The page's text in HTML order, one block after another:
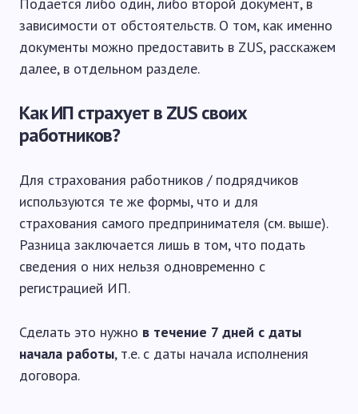
зависимости от обстоятельств. О том, как именно
документы можно предоставить в ZUS, расскажем
далее, в отдельном разделе.
Как ИП страхует в ZUS своих
работников?
Для страхования работников / подрядчиков
используются те же формы, что и для
страхования самого предпринимателя (см. выше).
Разница заключается лишь в том, что подать
сведения о них нельзя одновременно с
регистрацией ИП.
Сделать это нужно в течение 7 дней с даты
начала работы, т.е. с даты начала исполнения
договора.